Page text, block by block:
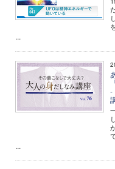
...
-
...